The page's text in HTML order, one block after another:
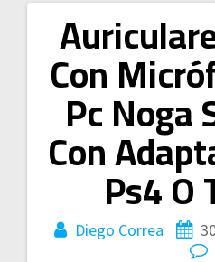
Con
Pc Noga
Con
Ps4 O
Diego Correa
Navegación
de
entradas